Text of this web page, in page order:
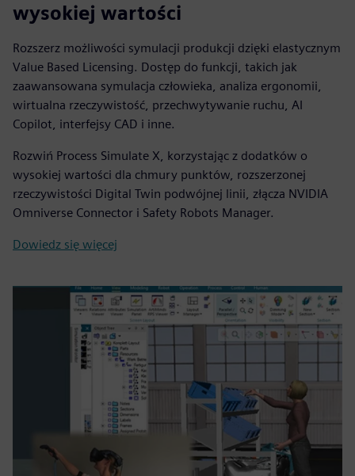
wysokiej wartości
Rozszerz możliwości symulacji produkcji dzięki elastycznym
Value Based Licensing. Dostęp do funkcji, takich jak
zaawansowana symulacja człowieka, analiza ergonomii,
wirtualna rzeczywistość, przechwytywanie ruchu, AI
Copilot, interfejsy CAD i inne.
Rozwiń Process Simulate X, korzystając z dodatków o
wysokiej wartości dla chmury punktów, rozszerzonej
rzeczywistości Digital Twin podwójnej linii, złącza NVIDIA
Omniverse Connector i Safety Robots Manager.
Dowiedz się więcej